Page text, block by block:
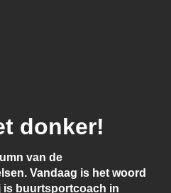
donker!
van de
Vandaag is het woord
is buurtsportcoach in